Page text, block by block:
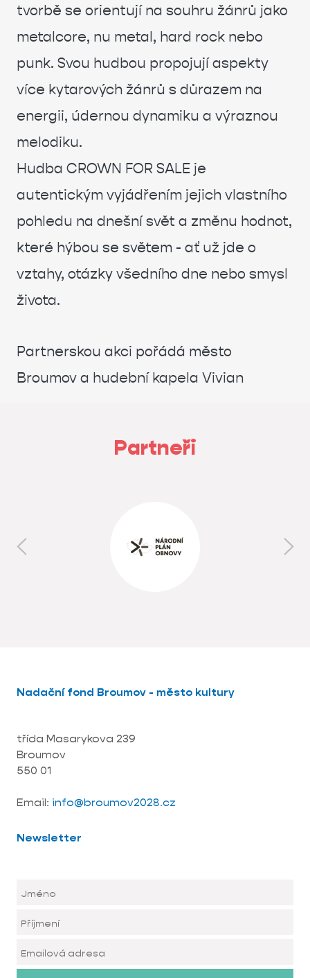
tvorbě se orientují na souhru žánrů jako
metalcore, nu metal, hard rock nebo
punk. Svou hudbou propojují aspekty
více kytarových žánrů s důrazem na
energii, údernou dynamiku a výraznou
melodiku.
Hudba CROWN FOR SALE je
autentickým vyjádřením jejich vlastního
pohledu na dnešní svět a změnu hodnot,
které hýbou se světem - ať už jde o
vztahy, otázky všedního dne nebo smysl
života.
Partnerskou akci pořádá město
Broumov a hudební kapela Vivian
Partneři
Nadační fond Broumov - město kultury
třída Masarykova 239
Broumov
550 01
Email: info@broumov2028.cz
Newsletter